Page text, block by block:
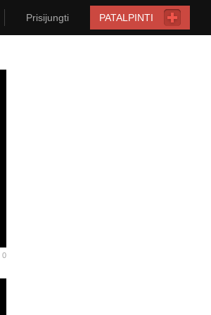
PATALPINTI
Prisijungti
0